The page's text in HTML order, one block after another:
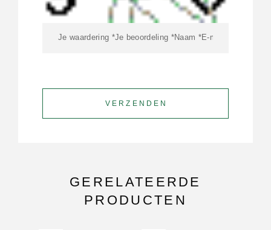
GERELATEERDE
PRODUCTEN